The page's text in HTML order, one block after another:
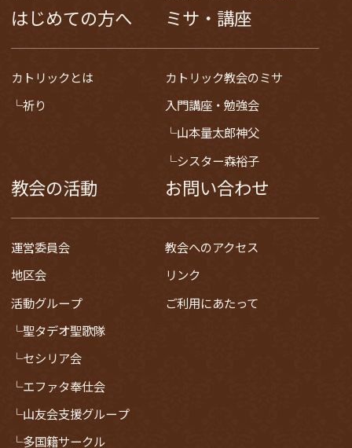
はじめての方へ
カトリックとは
祈り
ミサ・講座
カトリック教会のミサ
入門講座・勉強会
山本量太郎神父
シスター森裕子
教会の活動
運営委員会
地区会
活動グループ
聖タデオ聖歌隊
セシリア会
エファタ奉仕会
山友会支援グループ
多国籍サークル
お問い合わせ
教会へのアクセス
リンク
ご利用にあたって